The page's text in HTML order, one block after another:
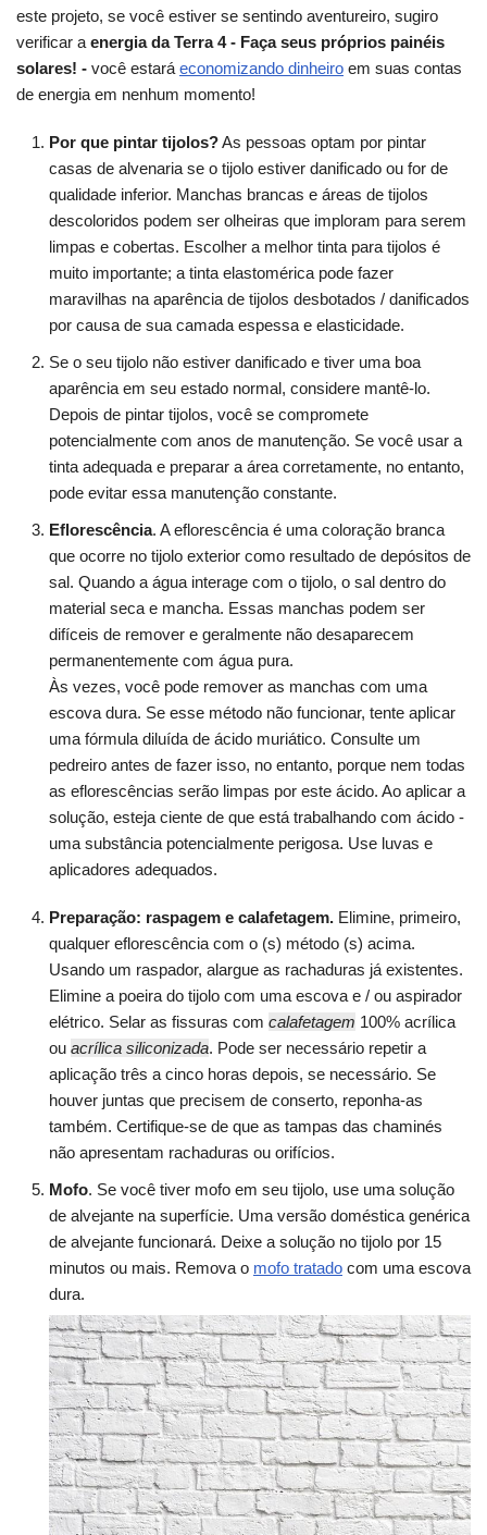
este projeto, se você estiver se sentindo aventureiro, sugiro
verificar a energia da Terra 4 - Faça seus próprios painéis
solares! - você estará economizando dinheiro em suas contas
de energia em nenhum momento!
Por que pintar tijolos?As pessoas optam por pintar
casas de alvenaria se o tijolo estiver danificado ou for de
qualidade inferior. Manchas brancas e áreas de tijolos
descoloridos podem ser olheiras que imploram para serem
limpas e cobertas. Escolher a melhor tinta para tijolos é
muito importante; a tinta elastomérica pode fazer
maravilhas na aparência de tijolos desbotados / danificados
por causa de sua camada espessa e elasticidade.
Se o seu tijolo não estiver danificado e tiver uma boa
aparência em seu estado normal, considere mantê-lo.
Depois de pintar tijolos, você se compromete
potencialmente com anos de manutenção. Se você usar a
tinta adequada e preparar a área corretamente, no entanto,
pode evitar essa manutenção constante.
Eflorescência. A eflorescência é uma coloração branca
que ocorre no tijolo exterior como resultado de depósitos de
sal. Quando a água interage com o tijolo, o sal dentro do
material seca e mancha. Essas manchas podem ser
difíceis de remover e geralmente não desaparecem
permanentemente com água pura.
Às vezes, você pode remover as manchas com uma
escova dura. Se esse método não funcionar, tente aplicar
uma fórmula diluída de ácido muriático. Consulte um
pedreiro antes de fazer isso, no entanto, porque nem todas
as eflorescências serão limpas por este ácido. Ao aplicar a
solução, esteja ciente de que está trabalhando com ácido -
uma substância potencialmente perigosa. Use luvas e
aplicadores adequados.
Preparação: raspagem e calafetagem. Elimine, primeiro,
qualquer eflorescência com o (s) método (s) acima.
Usando um raspador, alargue as rachaduras já existentes.
Elimine a poeira do tijolo com uma escova e / ou aspirador
elétrico. Selar as fissuras com calafetagem 100% acrílica
ou acrílica siliconizada. Pode ser necessário repetir a
aplicação três a cinco horas depois, se necessário. Se
houver juntas que precisem de conserto, reponha-as
também. Certifique-se de que as tampas das chaminés
não apresentam rachaduras ou orifícios.
Mofo. Se você tiver mofo em seu tijolo, use uma solução
de alvejante na superfície. Uma versão doméstica genérica
de alvejante funcionará. Deixe a solução no tijolo por 15
minutos ou mais. Remova o mofo tratado com uma escova
dura.